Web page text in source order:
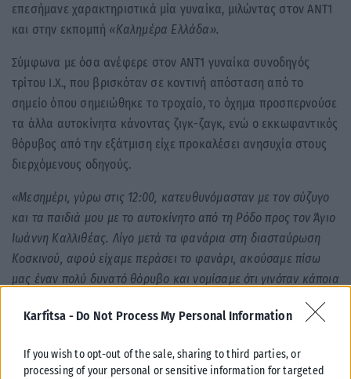
Karfitsa - Do Not Process My Personal Information
If you wish to opt-out of the sale, sharing to third parties, or
processing of your personal or sensitive information for targeted
επεσήμανε χαρακτηριστικά μία γυναίκα, μιλώντας στον ΑΝΤ1
και στην εκπομπή «Καλημέρα Ελλάδα».
Σύμφωνα με όσα ανέφερε στον ΑΝΤ1 γυναίκα συνοδηγός
τρίτου Ι.Χ., που βρισκόταν σε κοντινή απόσταση από το
σημείο όπου σημειώθηκε το τροχαίο, το όχημα προσπερνούσε
τα άλλα αυτοκίνητα κάνοντας ζιγκ-ζαγκ, ενώ ο εκκωφαντικός
θόρυβος από την εξάτμιση είχε προκαλέσει ανησυχία στους
διερχόμενους οδηγούς.
«Μεσημέρι, γύρω στις 12:00, κατευθυνόμασταν με τον σύζυγο
και τα παιδιά μου με το αυτοκίνητο από τη Ρόδο προς τον Άγιο
Ιωάννη Καλλιθέας. Λίγο μετά τα φανάρια στη διασταύρωση
Κοσκινού, αφού είχαμε περάσει το φανάρι, ακούσαμε πίσω
μας έναν πολύ δυνατό θόρυβο και νομίσαμε ότι γινόταν κάποια
κόντρα, όπως συνηθίζεται στο νησί, με αυτοκίνητο ή μηχανή,
γιατί δεν μπορούσαμε να διακρίνουμε. Ακουγόταν ένας πάρα
προσπέρασε ένα ασημί, μικροκαμωμένο αυτοκίνητο, αυτό